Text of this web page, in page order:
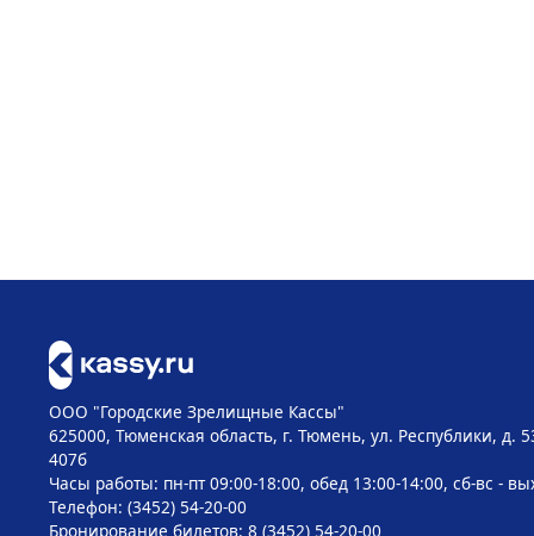
ООО "Городские Зрелищные Кассы"
625000, Тюменская область, г. Тюмень, ул. Республики, д.
407б
Часы работы: пн-пт 09:00-18:00, обед 13:00-14:00, сб-вс -
Телефон: (3452) 54-20-00
Бронирование билетов: 8 (3452) 54-20-00